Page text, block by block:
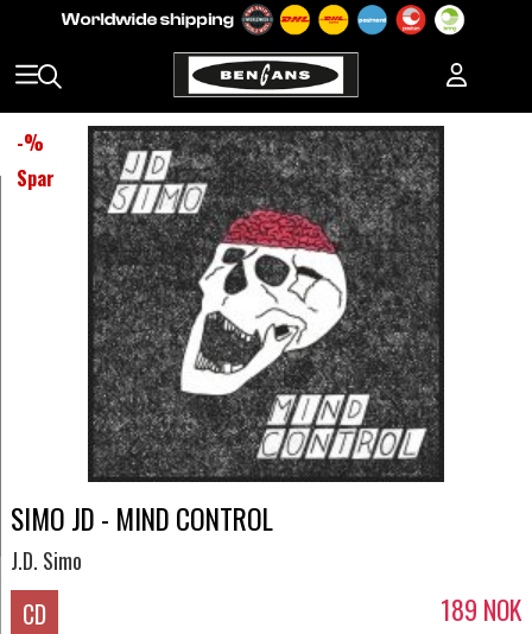
-%
Spar
SIMO JD - MIND CONTROL
J.D. Simo
CD 189 NOK